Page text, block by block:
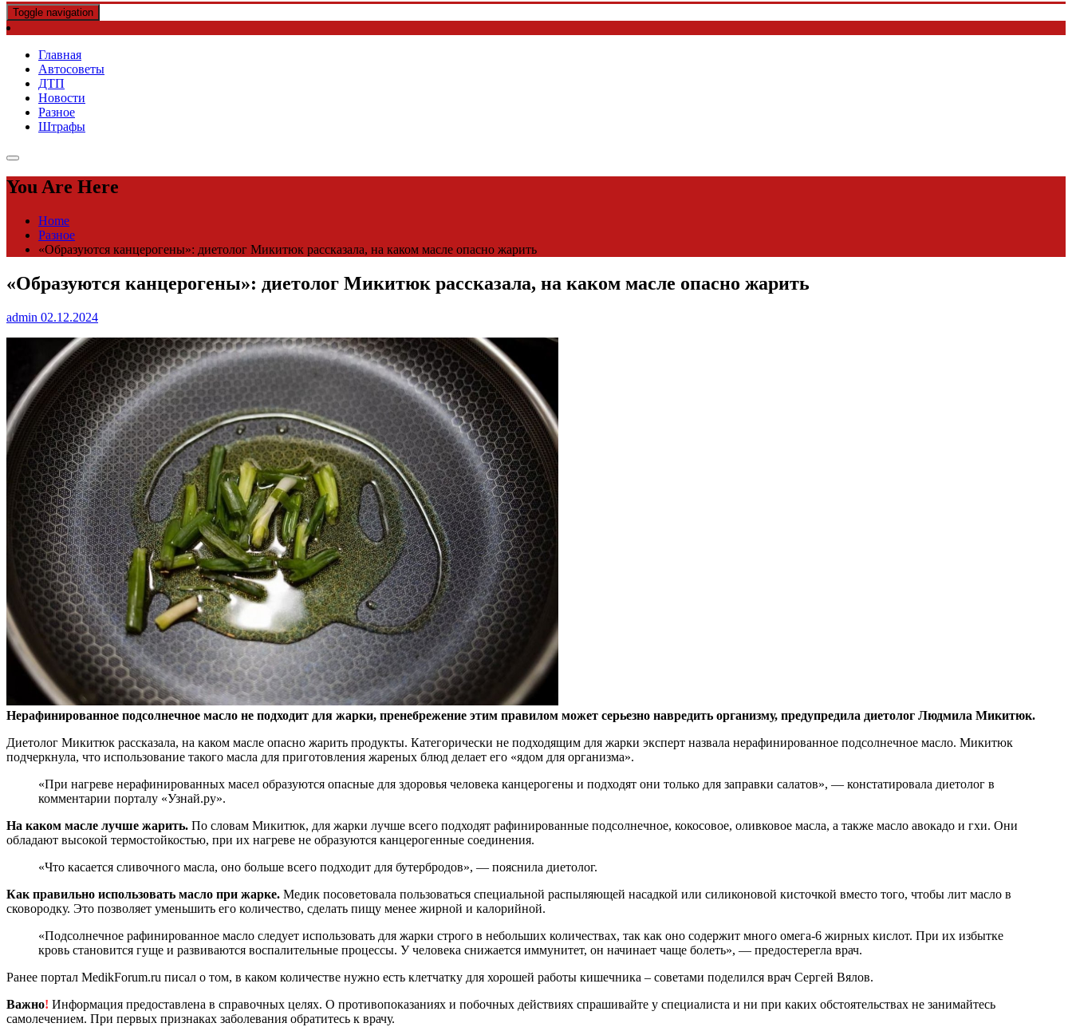
Toggle navigation
Главная
Автосоветы
ДТП
Новости
Разное
Штрафы
You Are Here
Home
Разное
«Образуются канцерогены»: диетолог Микитюк рассказала, на каком масле опасно жарить
«Образуются канцерогены»: диетолог Микитюк рассказала, на каком масле опасно жарить
admin 02.12.2024
Нерафинированное подсолнечное масло не подходит для жарки, пренебрежение этим правилом может серьезно навредить организму, предупредила диетолог Людмила Микитюк.
Диетолог Микитюк рассказала, на каком масле опасно жарить продукты. Категорически не подходящим для жарки эксперт назвала нерафинированное подсолнечное масло. Микитюк
подчеркнула, что использование такого масла для приготовления жареных блюд делает его «ядом для организма».
«При нагреве нерафинированных масел образуются опасные для здоровья человека канцерогены и подходят они только для заправки салатов», — констатировала диетолог в
комментарии порталу «Узнай.ру».
На каком масле лучше жарить. По словам Микитюк, для жарки лучше всего подходят рафинированные подсолнечное, кокосовое, оливковое масла, а также масло авокадо и гхи. Они
обладают высокой термостойкостью, при их нагреве не образуются канцерогенные соединения.
«Что касается сливочного масла, оно больше всего подходит для бутербродов», — пояснила диетолог.
Как правильно использовать масло при жарке. Медик посоветовала пользоваться специальной распыляющей насадкой или силиконовой кисточкой вместо того, чтобы лит масло в
сковородку. Это позволяет уменьшить его количество, сделать пищу менее жирной и калорийной.
«Подсолнечное рафинированное масло следует использовать для жарки строго в небольших количествах, так как оно содержит много омега-6 жирных кислот. При их избытке
кровь становится гуще и развиваются воспалительные процессы. У человека снижается иммунитет, он начинает чаще болеть», — предостерегла врач.
Ранее портал MedikForum.ru писал о том, в каком количестве нужно есть клетчатку для хорошей работы кишечника – советами поделился врач Сергей Вялов.
Важно! Информация предоставлена в справочных целях. О противопоказаниях и побочных действиях спрашивайте у специалиста и ни при каких обстоятельствах не занимайтесь
самолечением. При первых признаках заболевания обратитесь к врачу.